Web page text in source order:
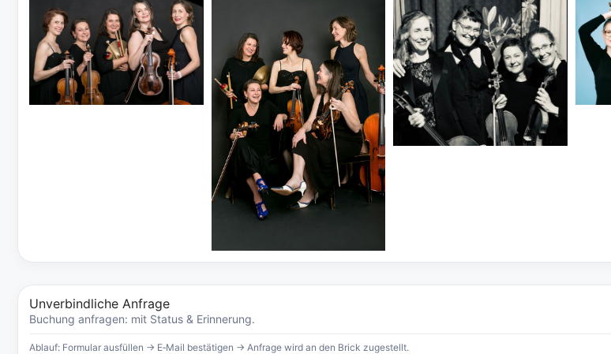
Unverbindliche Anfrage
Buchung anfragen: mit Status & Erinnerung.
Ablauf: Formular ausfüllen → E‑Mail bestätigen → Anfrage wird an den Brick zugestellt.